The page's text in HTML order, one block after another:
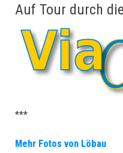
Auf Tour durch
***
Mehr Fotos von Löbau